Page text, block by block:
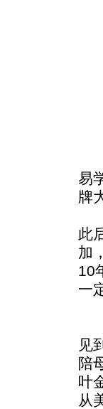
易
牌
此
加
10
一
见
陪
叶
从